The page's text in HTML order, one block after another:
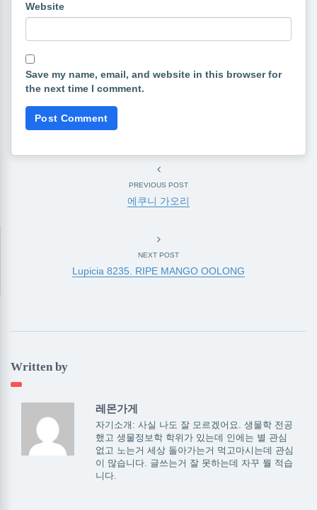
Website
Save my name, email, and website in this browser for
the next time I comment.
PREVIOUS POST
에쿠니 가오리
NEXT POST
Lupicia 8235. RIPE MANGO OOLONG
Written by
레몬가게
자기소개: 사실 나도 잘 모르겠어요. 생물학 전공
했고 생물정보학 학위가 있는데 인에는 별 관심
없고 노는거 세상 돌아가는거 먹고마시는데 관심
이 많습니다. 글쓰는거 잘 못하는데 자꾸 뭘 적습
니다.